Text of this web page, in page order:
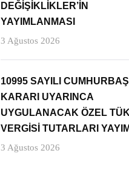
DEĞİŞİKLİKLER’İN
YAYIMLANMASI
3 Ağustos 2026
10995 SAYILI
KARARI UYARINCA
UYGULANACAK ÖZEL
VERGİSİ TUTARLARI
3 Ağustos 2026